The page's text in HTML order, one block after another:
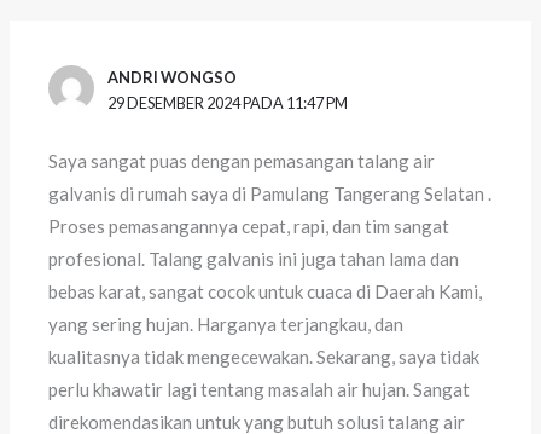
ANDRI WONGSO
29 DESEMBER 2024 PADA 11:47 PM
Saya sangat puas dengan pemasangan talang air
galvanis di rumah saya di Pamulang Tangerang Selatan .
Proses pemasangannya cepat, rapi, dan tim sangat
profesional. Talang galvanis ini juga tahan lama dan
bebas karat, sangat cocok untuk cuaca di Daerah Kami,
yang sering hujan. Harganya terjangkau, dan
kualitasnya tidak mengecewakan. Sekarang, saya tidak
perlu khawatir lagi tentang masalah air hujan. Sangat
direkomendasikan untuk yang butuh solusi talang air